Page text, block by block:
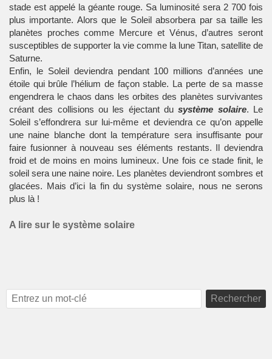
stade est appelé la géante rouge. Sa luminosité sera 2 700 fois
plus importante. Alors que le Soleil absorbera par sa taille les
planètes proches comme Mercure et Vénus, d’autres seront
susceptibles de supporter la vie comme la lune Titan, satellite de
Saturne.
Enfin, le Soleil deviendra pendant 100 millions d’années une
étoile qui brûle l’hélium de façon stable. La perte de sa masse
engendrera le chaos dans les orbites des planètes survivantes
créant des collisions ou les éjectant dusystème solaire. Le
Soleil s’effondrera sur lui-même et deviendra ce qu’on appelle
une naine blanche dont la température sera insuffisante pour
faire fusionner à nouveau ses éléments restants. Il deviendra
froid et de moins en moins lumineux. Une fois ce stade finit, le
soleil sera une naine noire. Les planètes deviendront sombres et
glacées. Mais d’ici la fin dusystème solaire, nous ne serons
plus là !
A lire sur le système solaire
Rechercher